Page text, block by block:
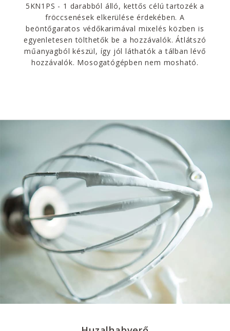
5KN1PS - 1 darabból álló, kettős célú tartozék a
fröccsenések elkerülése érdekében. A
beöntőgaratos védőkarimával mixelés közben is
egyenletesen tölthetők be a hozzávalók. Átlátszó
műanyagból készül, így jól láthatók a tálban lévő
hozzávalók. Mosogatógépben nem mosható.